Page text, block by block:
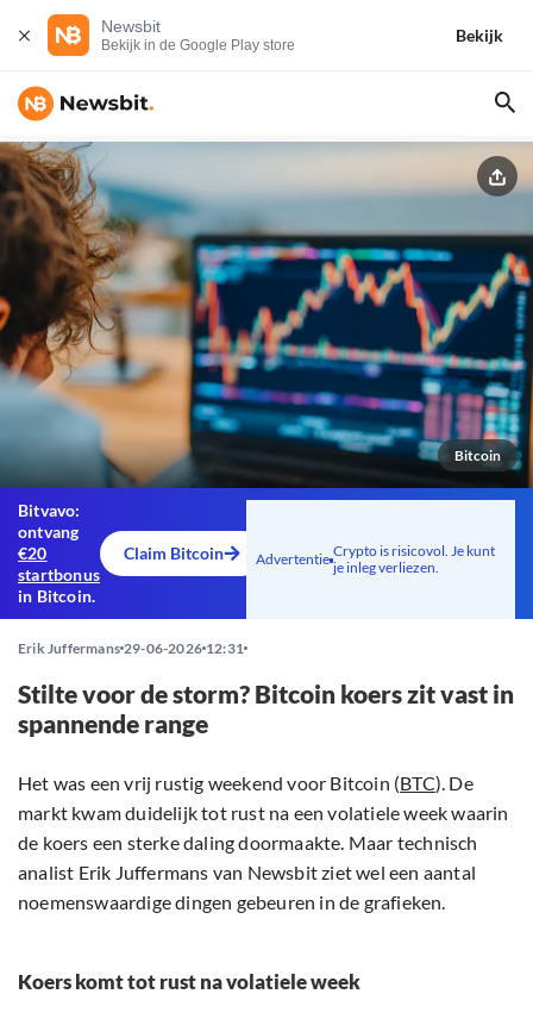
Newsbit
Bekijk in de Google Play store
Bekijk
Bitcoin
Bitvavo:
ontvang
€20
startbonus
in Bitcoin.
Claim Bitcoin Advertentie Crypto is risicovol. Je kunt
je inleg verliezen.
Erik Juffermans 29-06-2026 12:31
Stilte voor de storm? Bitcoin koers zit vast in
spannende range
Het was een vrij rustig weekend voor Bitcoin (BTC). De
markt kwam duidelijk tot rust na een volatiele week waarin
de koers een sterke daling doormaakte. Maar technisch
analist Erik Juffermans van Newsbit ziet wel een aantal
noemenswaardige dingen gebeuren in de grafieken.
Koers komt tot rust na volatiele week